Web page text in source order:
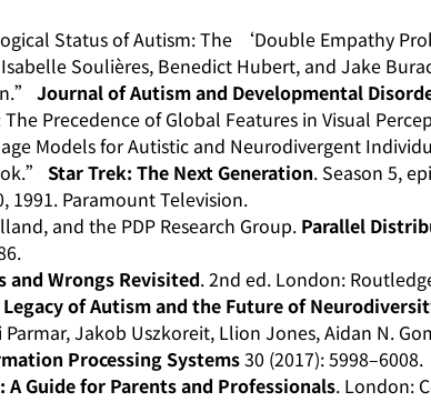
Status of Autism: The ‘Double Empathy
Soulières, Benedict Hubert, and Jake
Journal of Autism and Developmental
Precedence of Global Features in Visual
Models for Autistic and Neurodivergent
Star Trek: The Next Generation. Season 5,
1991. Paramount Television.
and the PDP Research Group. Parallel
and Wrongs Revisited. 2nd ed. London:
Legacy of Autism and the Future of
Parmar, Jakob Uszkoreit, Llion Jones, Aidan N.
Processing Systems30 (2017): 5998–6008.
Guide for Parents and Professionals. London: